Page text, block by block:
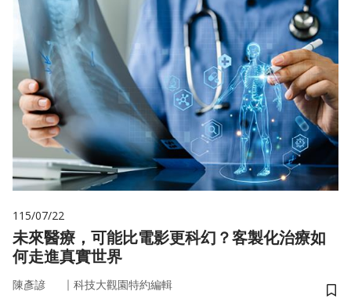
115/07/22
未來醫療，可能比電影更科幻？客製化治療如
何走進真實世界
陳彥諺 ｜ 科技大觀園特約編輯
儲